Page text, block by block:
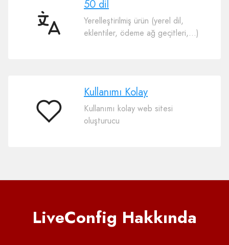
50
50 dil
Yerelleştirilmiş ürün (yerel dil,
eklentiler, ödeme ağ geçitleri,…)
Kullanımı
Kullanımı Kolay
Kullanımı kolay web sitesi
oluşturucu
LiveConfig Hakkında